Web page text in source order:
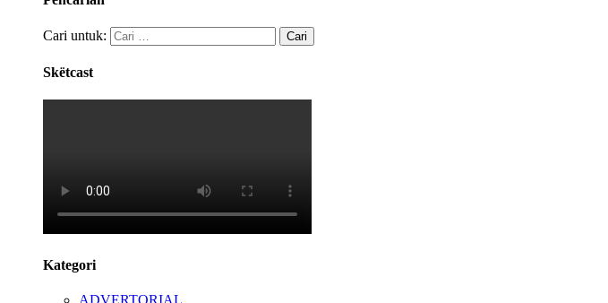
Cari untuk:
Skëtcast
Kategori
ADVERTORIAL